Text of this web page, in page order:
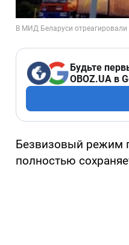
Будьте
OBOZ.UA в
Безвизовый режим
полностью